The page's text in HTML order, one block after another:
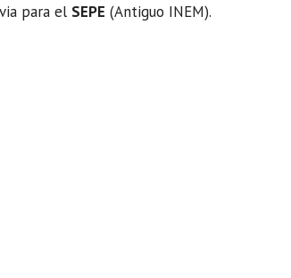
para el SEPE (Antiguo INEM).